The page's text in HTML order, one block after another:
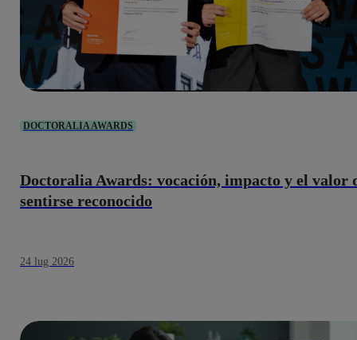
DOCTORALIA AWARDS
Doctoralia Awards: vocación, impacto y el valor
sentirse reconocido
24 lug 2026